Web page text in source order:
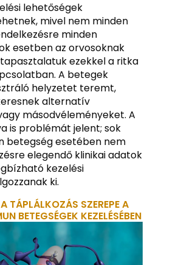
lehetőségek
mivel nem minden
minden
esetben az orvosoknak
ezekkel a ritka
A betegek
helyzetet teremt,
alternatív
másodvéleményeket. A
is problémát jelent; sok
betegség esetében nem
elegendő klinikai adatok
kezelési
ki.
TÁPLÁLKOZÁS SZEREPE A
BETEGSÉGEK KEZELÉSÉBEN